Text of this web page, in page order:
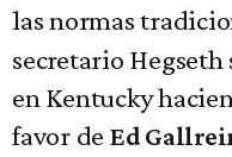
las normas
secretario
en Kentucky
favor de Ed